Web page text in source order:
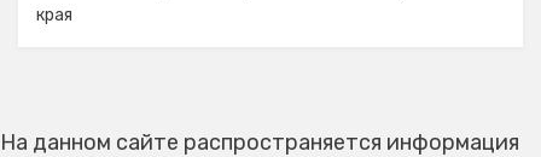
края
На данном сайте распространяется информация